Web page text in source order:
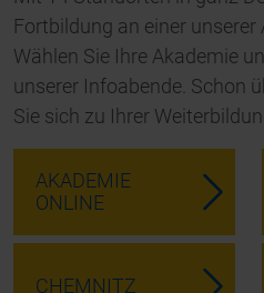
Fortbildung an einer unserer
Wählen Sie Ihre Akademie
unserer Infoabende. Schon
Sie sich zu Ihrer
AKADEMIE
ONLINE
CHEMNITZ